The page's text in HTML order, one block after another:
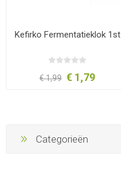
Kefirko Fermentatieklok 1st
€ 1,99 € 1,79
Categorieën